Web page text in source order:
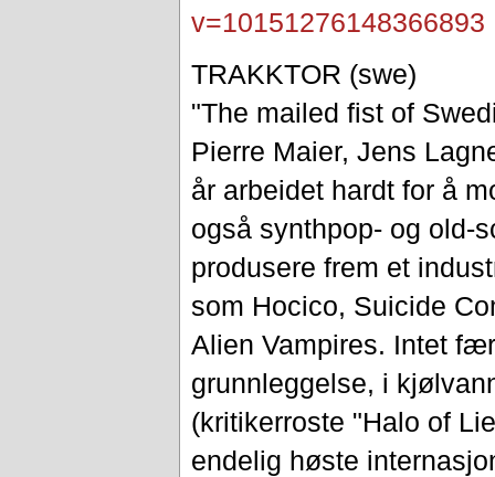
v=10151276148366893
TRAKKTOR (swe)
"The mailed fist of
Pierre Maier, Jens
år arbeidet hardt for å
også synthpop- og old-
produsere frem et
som Hocico, Suicide
Alien Vampires. Intet
grunnleggelse, i
(kritikerroste "Halo of
endelig høste